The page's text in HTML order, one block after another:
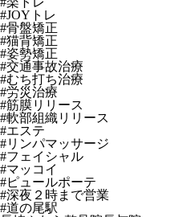
#JOYトレ
#骨盤矯正
#猫背矯正
#姿勢矯正
#交通事故治療
#むち打ち治療
#労災治療
#筋膜リリース
#軟部組織リリース
#エステ
#リンパマッサージ
#フェイシャル
#マッコイ
#ピュールポーテ
#深夜２時まで営業
#道の尾駅